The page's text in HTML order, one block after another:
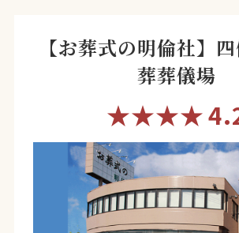
【お葬式の明倫社】
葬葬儀場
★★★★